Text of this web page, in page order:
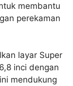
membantu
perekaman
layar Super
inci dengan
mendukung